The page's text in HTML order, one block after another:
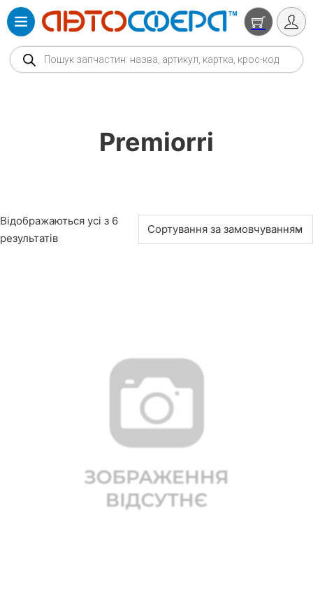
Products search
Premiorri
Відображаються усі з 6
результатів